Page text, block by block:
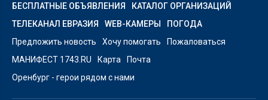
БЕСПЛАТНЫЕ ОБЪЯВЛЕНИЯ
КАТАЛОГ ОРГАНИЗАЦИЙ
ТЕЛЕКАНАЛ ЕВРАЗИЯ
WEB-КАМЕРЫ
ПОГОДА
Предложить новость
Хочу помогать
Пожаловаться
МАНИФЕСТ 1743.RU
Карта
Почта
Оренбург - герои рядом с нами